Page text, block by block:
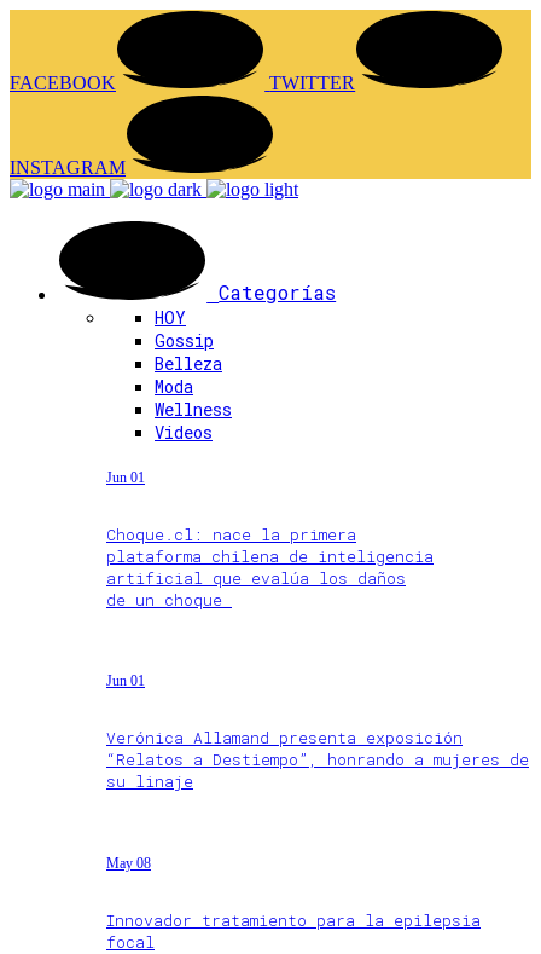
FACEBOOK TWITTER
INSTAGRAM
Categorías
HOY
Gossip
Belleza
Moda
Wellness
Videos
Jun 01
Choque.cl: nace la primera
plataforma chilena de inteligencia
artificial que evalúa los daños
de un choque
Jun 01
Verónica Allamand presenta exposición
“Relatos a Destiempo”, honrando a mujeres de
su linaje
May 08
Innovador tratamiento para la epilepsia
focal